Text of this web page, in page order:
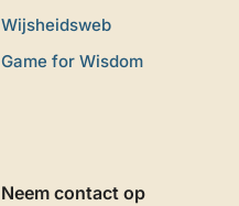
Wijsheidsweb
Game for Wisdom
Neem contact op